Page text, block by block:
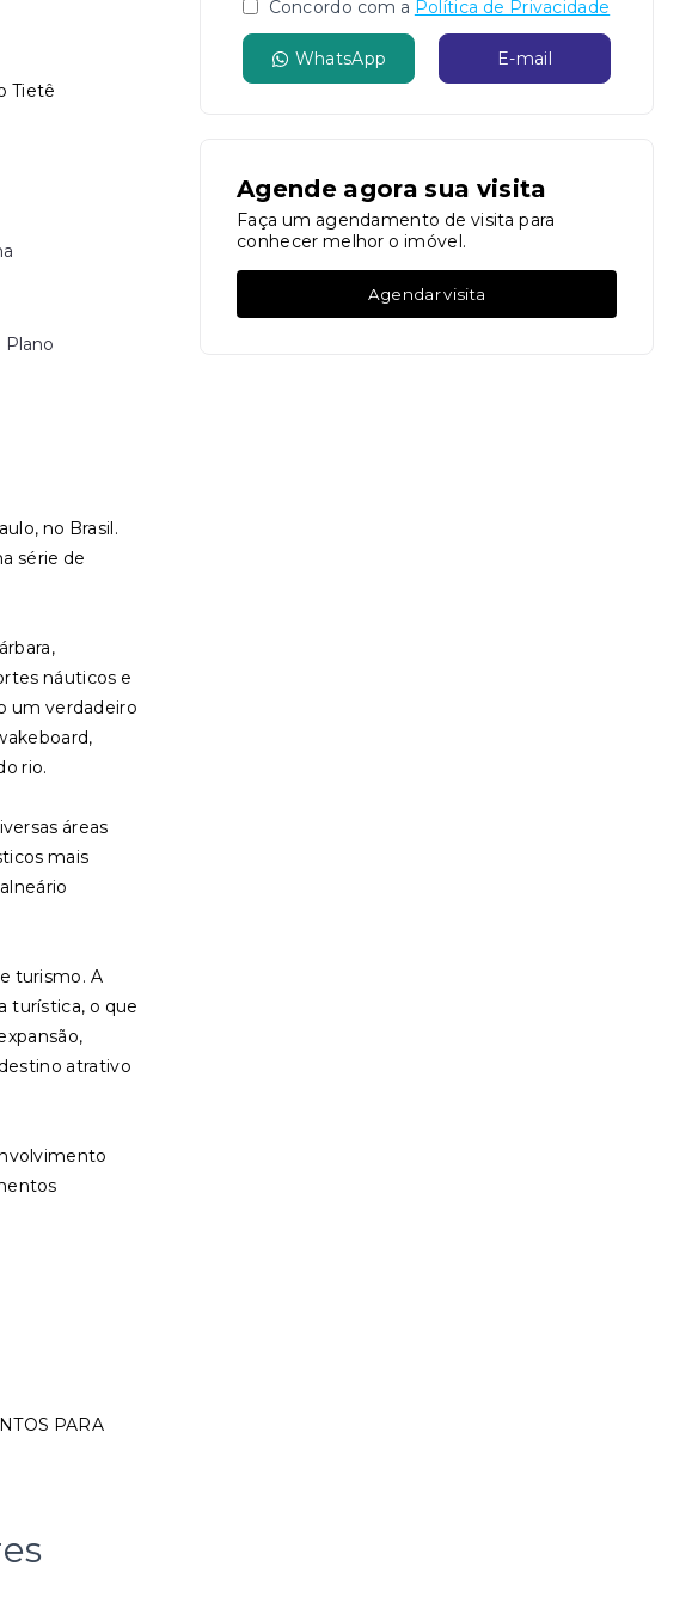
Tietê
Plano
no Brasil.
série de
náuticos e
um verdadeiro
rio.
áreas
mais
turismo. A
turística, o que
atrativo
PARA
Concordo com a Política de Privacidade
WhatsApp E-mail
Agende agora sua visita
Faça um agendamento de visita para
conhecer melhor o imóvel.
Agendar visita